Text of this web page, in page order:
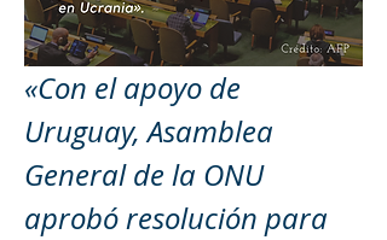
«Con el apoyo de
Uruguay, Asamblea
General de la ONU
aprobó resolución para